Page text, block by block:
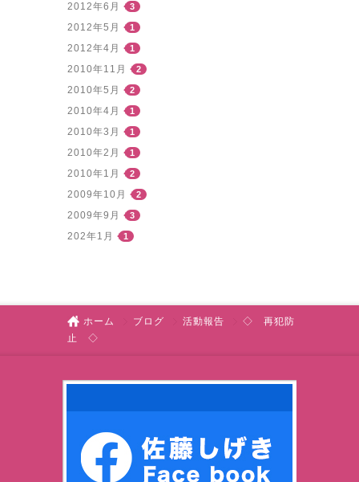
2012年6月 3
2012年5月 1
2012年4月 1
2010年11月 2
2010年5月 2
2010年4月 1
2010年3月 1
2010年2月 1
2010年1月 2
2009年10月 2
2009年9月 3
202年1月 1
ホーム ブログ 活動報告
◇ 再犯防
止 ◇